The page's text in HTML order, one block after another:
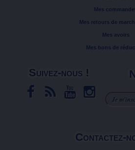
Mes
Mes retours de
Mes avoirs
Mes bons de
Suivez-nous !
Contactez-